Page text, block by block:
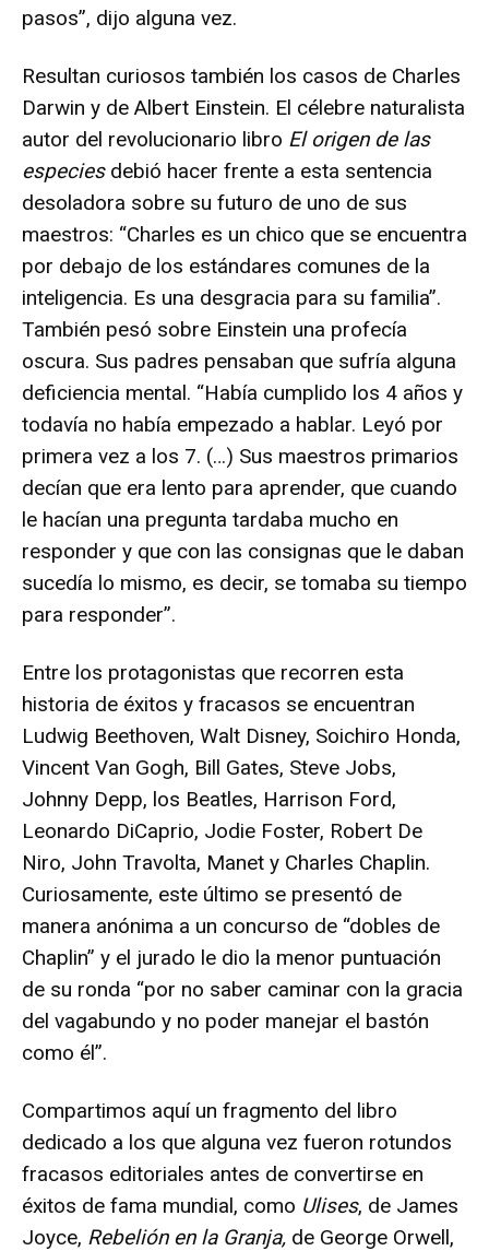
pasos”, dijo alguna vez.
Resultan curiosos también los casos de Charles
Darwin y de Albert Einstein. El célebre naturalista
autor del revolucionario libro El origen de las
especiesdebió hacer frente a esta sentencia
desoladora sobre su futuro de uno de sus
maestros: “Charles es un chico que se encuentra
por debajo de los estándares comunes de la
inteligencia. Es una desgracia para su familia”.
También pesó sobre Einstein una profecía
oscura. Sus padres pensaban que sufría alguna
deficiencia mental. “Había cumplido los 4 años y
todavía no había empezado a hablar. Leyó por
primera vez a los 7. (…) Sus maestros primarios
decían que era lento para aprender, que cuando
le hacían una pregunta tardaba mucho en
responder y que con las consignas que le daban
sucedía lo mismo, es decir, se tomaba su tiempo
para responder”.
Entre los protagonistas que recorren esta
historia de éxitos y fracasos se encuentran
Ludwig Beethoven, Walt Disney, Soichiro Honda,
Vincent Van Gogh, Bill Gates, Steve Jobs,
Johnny Depp, los Beatles, Harrison Ford,
Leonardo DiCaprio, Jodie Foster, Robert De
Niro, John Travolta, Manet y Charles Chaplin.
Curiosamente, este último se presentó de
manera anónima a un concurso de “dobles de
Chaplin” y el jurado le dio la menor puntuación
de su ronda “por no saber caminar con la gracia
del vagabundo y no poder manejar el bastón
como él”.
Compartimos aquí un fragmento del libro
dedicado a los que alguna vez fueron rotundos
fracasos editoriales antes de convertirse en
éxitos de fama mundial, como Ulises, de James
Joyce, Rebelión en la Granja, de George Orwell,